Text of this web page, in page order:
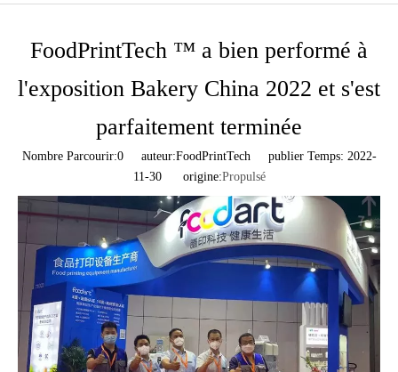
FoodPrintTech ™ a bien performé à
l'exposition Bakery China 2022 et s'est
parfaitement terminée
Nombre Parcourir:0auteur:FoodPrintTech publier Temps: 2022-
11-30 origine:Propulsé